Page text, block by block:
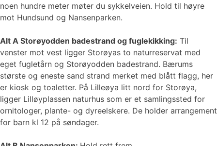
noen hundre meter møter du sykkelveien. Hold til høyre
mot Hundsund og Nansenparken.
Alt A Storøyodden badestrand og fuglekikking: Til
venster mot vest ligger Storøyas to naturreservat med
eget fugletårn og Storøyodden badestrand. Bærums
største og eneste sand strand merket med blått flagg, her
er kiosk og toaletter. På Lilleøya litt nord for Storøya,
ligger Lilløyplassen naturhus som er et samlingssted for
ornitologer, plante- og dyreelskere. De holder arrangement
for barn kl 12 på søndager.